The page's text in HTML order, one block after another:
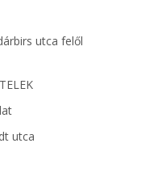
utca felől
utca